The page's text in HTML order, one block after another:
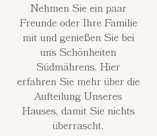
Nehmen Sie ein paar
Freunde oder Ihre Familie
mit und genießen Sie bei
uns Schönheiten
Südmährens. Hier
erfahren Sie mehr über die
Aufteilung Unseres
Hauses, damit Sie nichts
überrascht.